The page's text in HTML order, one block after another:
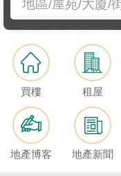
主
盤
宅
谷
按
揭
地
買樓 租屋
地產博客 地產新聞